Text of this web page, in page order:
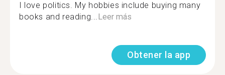
I love politics. My hobbies include buying many
books and reading...Leer más
Obtener la app